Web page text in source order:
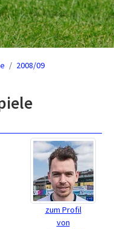
2008/09
zum Profil
von